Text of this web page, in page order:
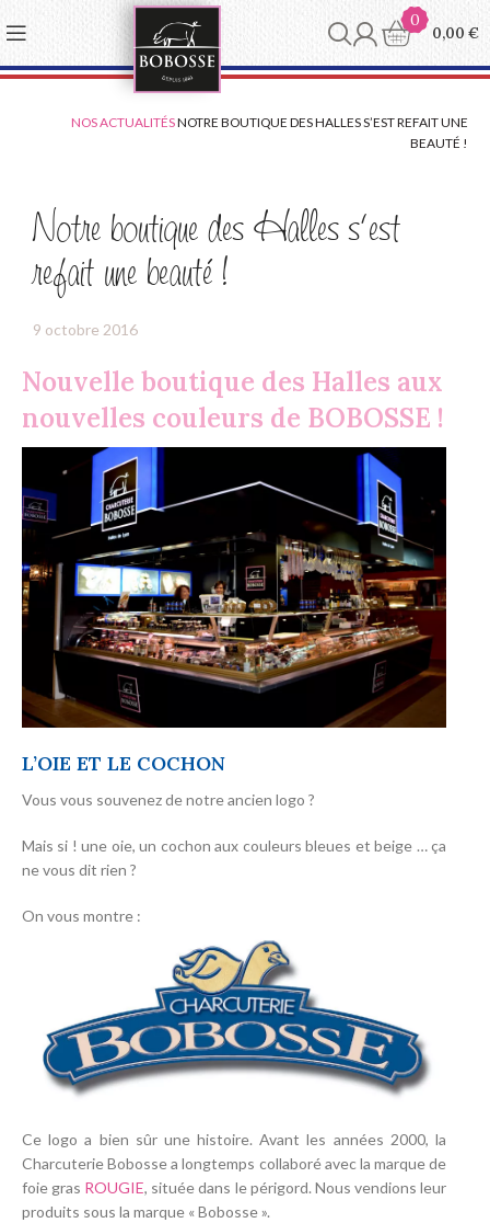
0
0,00 €
NOS ACTUALITÉSNOTRE BOUTIQUE DES HALLES S’EST REFAIT UNE
BEAUTÉ !
Notre boutique des Halles s’est
refait une beauté !
9 octobre 2016
Nouvelle boutique des Halles aux
nouvelles couleurs de BOBOSSE !
L’OIE ET LE COCHON
Vous vous souvenez de notre ancien logo ?
Mais si ! une oie, un cochon aux couleurs bleues et beige … ça
ne vous dit rien ?
On vous montre :
Ce logo a bien sûr une histoire. Avant les années 2000, la
Charcuterie Bobosse a longtemps collaboré avec la marque de
foie gras ROUGIE, située dans le périgord. Nous vendions leur
produits sous la marque « Bobosse ».
Panneau de gestion des cookies